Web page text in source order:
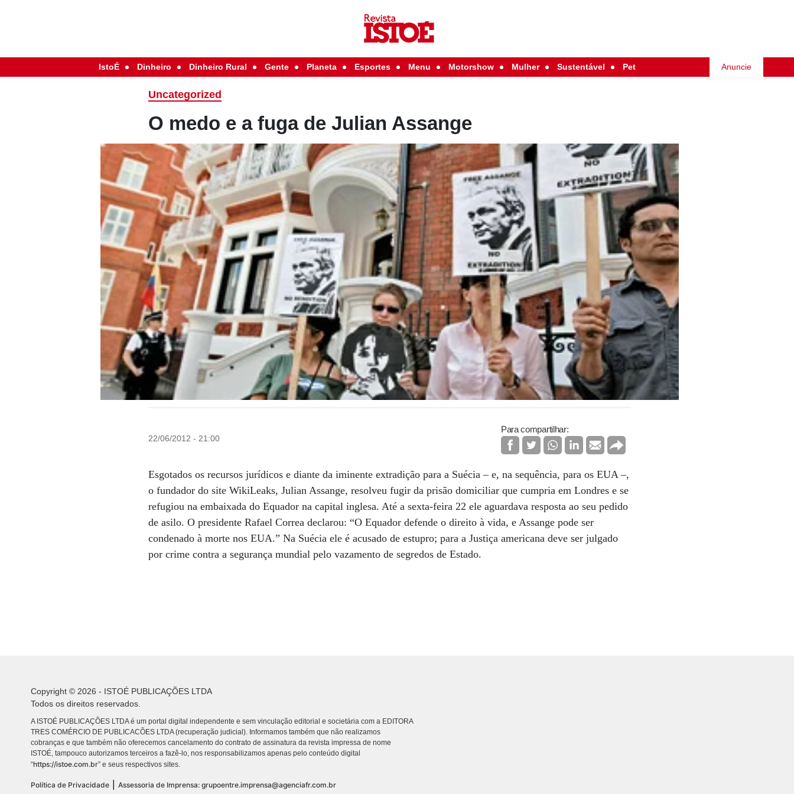
IstoÉ Dinheiro Dinheiro Rural Gente Planeta Esportes Menu Motorshow Mulher Sustentável Pet Anuncie
Uncategorized
O medo e a fuga de Julian Assange
22/06/2012 - 21:00
Para compartilhar:
Esgotados os recursos jurídicos e diante da iminente extradição para a Suécia – e, na sequência, para os EUA –,
o fundador do site WikiLeaks, Julian Assange, resolveu fugir da prisão domiciliar que cumpria em Londres e se
refugiou na embaixada do Equador na capital inglesa. Até a sexta-feira 22 ele aguardava resposta ao seu pedido
de asilo. O presidente Rafael Correa declarou: “O Equador defende o direito à vida, e Assange pode ser
condenado à morte nos EUA.” Na Suécia ele é acusado de estupro; para a Justiça americana deve ser julgado
por crime contra a segurança mundial pelo vazamento de segredos de Estado.
Copyright © 2026 - ISTOÉ PUBLICAÇÕES LTDA
Todos os direitos reservados.
A ISTOÉ PUBLICAÇÕES LTDA é um portal digital independente e sem vinculação editorial e societária com a EDITORA
TRES COMÉRCIO DE PUBLICACÕES LTDA (recuperação judicial). Informamos também que não realizamos
cobranças e que também não oferecemos cancelamento do contrato de assinatura da revista impressa de nome
ISTOÉ, tampouco autorizamos terceiros a fazê-lo, nos responsabilizamos apenas pelo conteúdo digital
“https://istoe.com.br” e seus respectivos sites.
Política de Privacidade Assessoria de Imprensa: grupoentre.imprensa@agenciafr.com.br